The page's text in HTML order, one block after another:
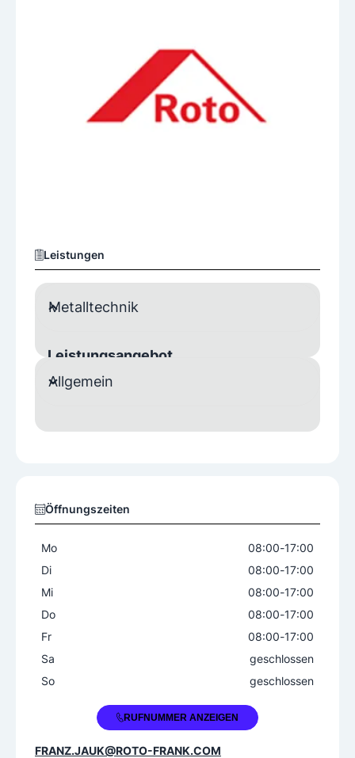
Leistungen
Metalltechnik
Leistungsangebot
Maschinenbau
Aluminium
Allgemein
Öffnungszeiten
Mo 08:00-17:00
Di
08:00-17:00
Mi
08:00-17:00
Do
08:00-17:00
Fr
08:00-17:00
Sa
geschlossen
So
geschlossen
+43 3135 504330RUFNUMMER ANZEIGEN
FRANZ.JAUK@ROTO-FRANK.COM